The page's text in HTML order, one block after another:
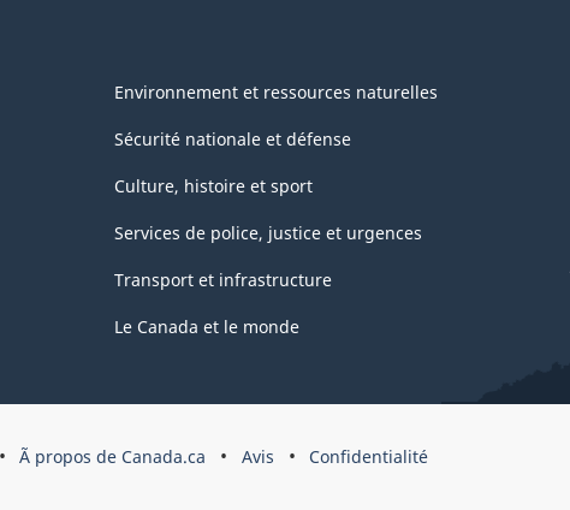
Environnement et ressources naturelles
Sécurité nationale et défense
Culture, histoire et sport
Services de police, justice et urgences
Transport et infrastructure
Le Canada et le monde
Ã propos de Canada.ca Avis Confidentialité